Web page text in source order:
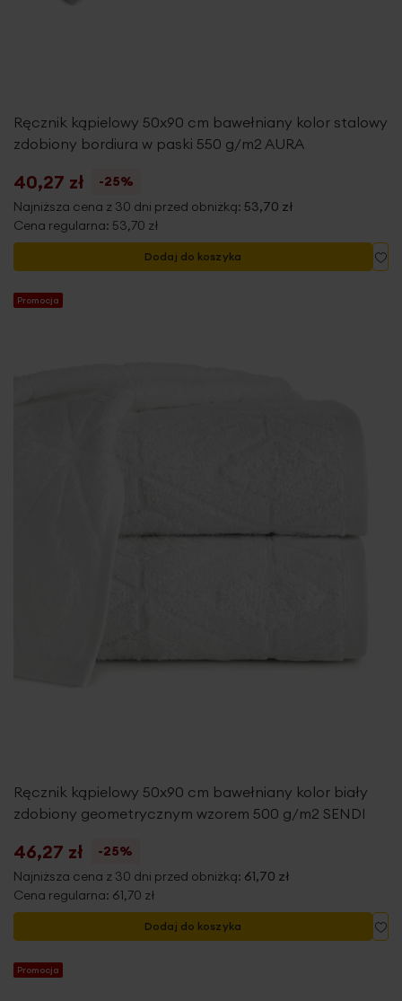
Ręcznik kąpielowy 50x90 cm bawełniany kolor stalowy
zdobiony bordiura w paski 550 g/m2 AURA
40,27 zł
-25%
Najniższa cena z 30 dni przed obniżką: 53,70 zł
Cena regularna: 53,70 zł
Dodaj do koszyka
Promocja
Ręcznik kąpielowy 50x90 cm bawełniany kolor biały
zdobiony geometrycznym wzorem 500 g/m2 SENDI
46,27 zł
-25%
Najniższa cena z 30 dni przed obniżką: 61,70 zł
Cena regularna: 61,70 zł
Dodaj do koszyka
Promocja